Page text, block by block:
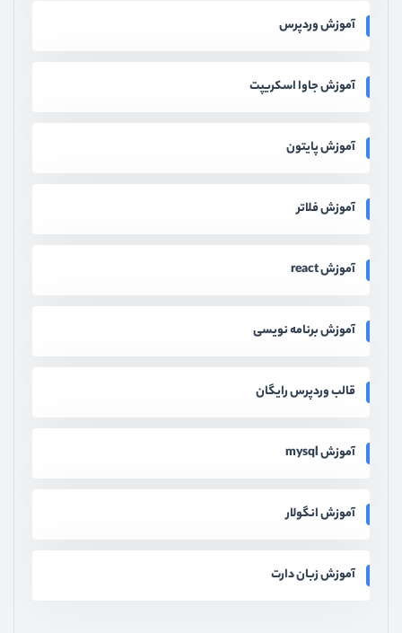
آموزش وردپرس
آموزش جاوا اسکریپت
آموزش پایتون
آموزش فلاتر
آموزش react
آموزش برنامه نویسی
قالب وردپرس رایگان
آموزش mysql
آموزش انگولار
آموزش زبان دارت